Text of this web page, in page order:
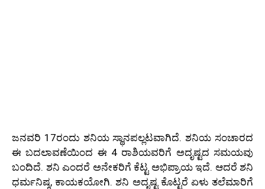
ಜನವರಿ 17ರಂದು ಶನಿಯ ಸ್ಥಾನಪಲ್ಲಟವಾಗಿದೆ. ಶನಿಯ ಸಂಚಾರದ
ಈ ಬದಲಾವಣೆಯಿಂದ ಈ 4 ರಾಶಿಯವರಿಗೆ ಅದೃಷ್ಟದ ಸಮಯವು
ಬಂದಿದೆ. ಶನಿ ಎಂದರೆ ಅನೇಕರಿಗೆ ಕೆಟ್ಟ ಅಭಿಪ್ರಾಯ ಇದೆ. ಆದರೆ ಶನಿ
ಧರ್ಮನಿಷ್ಠ, ಕಾಯಕಯೋಗಿ. ಶನಿ ಅದೃಷ್ಟ ಕೊಟ್ಟರೆ ಏಳು ತಲೆಮಾರಿಗೆ